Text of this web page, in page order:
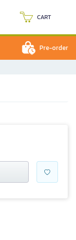
CART
Pre-order